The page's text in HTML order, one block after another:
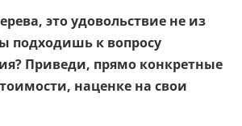
это удовольствие не из
подходишь к вопросу
Приведи, прямо конкретные
наценке на свои